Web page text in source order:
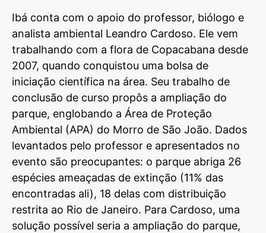
Ibá conta com o apoio do professor, biólogo e
analista ambiental Leandro Cardoso. Ele vem
trabalhando com a flora de Copacabana desde
2007, quando conquistou uma bolsa de
iniciação científica na área. Seu trabalho de
conclusão de curso propôs a ampliação do
parque, englobando a Área de Proteção
Ambiental (APA) do Morro de São João. Dados
levantados pelo professor e apresentados no
evento são preocupantes: o parque abriga 26
espécies ameaçadas de extinção (11% das
encontradas ali), 18 delas com distribuição
restrita ao Rio de Janeiro. Para Cardoso, uma
solução possível seria a ampliação do parque,